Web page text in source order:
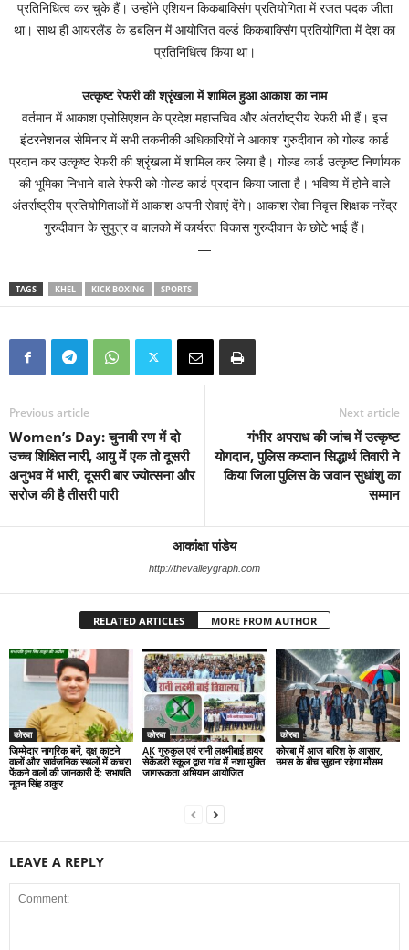
प्रतिनिधित्व कर चुके हैं। उन्होंने एशियन किकबाक्सिंग प्रतियोगिता में रजत पदक जीता
था। साथ ही आयरलैंड के डबलिन में आयोजित वर्ल्ड किकबाक्सिंग प्रतियोगिता में देश का
प्रतिनिधित्व किया था।
उत्कृष्ट रेफरी की श्रृंखला में शामिल हुआ आकाश का नाम
वर्तमान में आकाश एसोसिएशन के प्रदेश महासचिव और अंतर्राष्ट्रीय रेफरी भी हैं। इस
इंटरनेशनल सेमिनार में सभी तकनीकी अधिकारियों ने आकाश गुरुदीवान को गोल्ड कार्ड
प्रदान कर उत्कृष्ट रेफरी की श्रृंखला में शामिल कर लिया है। गोल्ड कार्ड उत्कृष्ट निर्णायक
की भूमिका निभाने वाले रेफरी को गोल्ड कार्ड प्रदान किया जाता है। भविष्य में होने वाले
अंतर्राष्ट्रीय प्रतियोगिताओं में आकाश अपनी सेवाएं देंगे। आकाश सेवा निवृत्त शिक्षक नरेंद्र
गुरुदीवान के सुपुत्र व बालको में कार्यरत विकास गुरुदीवान के छोटे भाई हैं।
—
TAGS KHEL KICK BOXING SPORTS
Previous article
Women’s Day: चुनावी रण में दो
उच्च शिक्षित नारी, आयु में एक तो दूसरी
अनुभव में भारी, दूसरी बार ज्योत्सना और
सरोज की है तीसरी पारी
Next article
गंभीर अपराध की जांच में उत्कृष्ट
योगदान, पुलिस कप्तान सिद्धार्थ तिवारी ने
किया जिला पुलिस के जवान सुधांशु का
सम्मान
आकांक्षा पांडेय
http://thevalleygraph.com
RELATED ARTICLES MORE FROM AUTHOR
कोरबा
जिम्मेदार नागरिक बनें, वृक्ष काटने
वालों और सार्वजनिक स्थलों में कचरा
फेंकने वालों की जानकारी दें: सभापति
नूतन सिंह ठाकुर
कोरबा
AK गुरुकुल एवं रानी लक्ष्मीबाई हायर
सेकेंडरी स्कूल द्वारा गांव में नशा मुक्ति
जागरूकता अभियान आयोजित
कोरबा
कोरबा में आज बारिश के आसार,
उमस के बीच सुहाना रहेगा मौसम
LEAVE A REPLY